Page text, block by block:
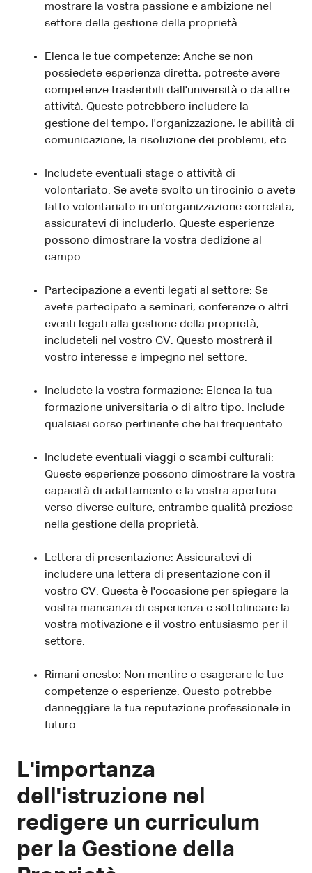
mostrare la vostra passione e ambizione nel
settore della gestione della proprietà.
Elenca le tue competenze: Anche se non
possiedete esperienza diretta, potreste avere
competenze trasferibili dall'università o da altre
attività. Queste potrebbero includere la
gestione del tempo, l'organizzazione, le abilità di
comunicazione, la risoluzione dei problemi, etc.
Includete eventuali stage o attività di
volontariato: Se avete svolto un tirocinio o avete
fatto volontariato in un'organizzazione correlata,
assicuratevi di includerlo. Queste esperienze
possono dimostrare la vostra dedizione al
campo.
Partecipazione a eventi legati al settore: Se
avete partecipato a seminari, conferenze o altri
eventi legati alla gestione della proprietà,
includeteli nel vostro CV. Questo mostrerà il
vostro interesse e impegno nel settore.
Includete la vostra formazione: Elenca la tua
formazione universitaria o di altro tipo. Include
qualsiasi corso pertinente che hai frequentato.
Includete eventuali viaggi o scambi culturali:
Queste esperienze possono dimostrare la vostra
capacità di adattamento e la vostra apertura
verso diverse culture, entrambe qualità preziose
nella gestione della proprietà.
Lettera di presentazione: Assicuratevi di
includere una lettera di presentazione con il
vostro CV. Questa è l'occasione per spiegare la
vostra mancanza di esperienza e sottolineare la
vostra motivazione e il vostro entusiasmo per il
settore.
Rimani onesto: Non mentire o esagerare le tue
competenze o esperienze. Questo potrebbe
danneggiare la tua reputazione professionale in
futuro.
L'importanza
dell'istruzione nel
redigere un curriculum
per la Gestione della